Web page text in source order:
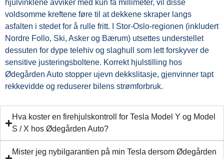
hjulvinklene avviker med kun få millimeter, vil disse
voldsomme kreftene føre til at dekkene skraper langs
asfalten i stedet for å rulle fritt. I Stor-Oslo-regionen (inkludert
Nordre Follo, Ski, Asker og Bærum) utsettes understellet
dessuten for dype telehiv og slaghull som lett forskyver de
sensitive justeringsboltene. Korrekt hjulstilling hos
Ødegården Auto stopper ujevn dekkslitasje, gjenvinner tapt
rekkevidde og reduserer bilens strømforbruk.
Hva koster en firehjulskontroll for Tesla Model Y og Model
S / X hos Ødegården Auto?
Mister jeg nybilgarantien på min Tesla dersom Ødegården